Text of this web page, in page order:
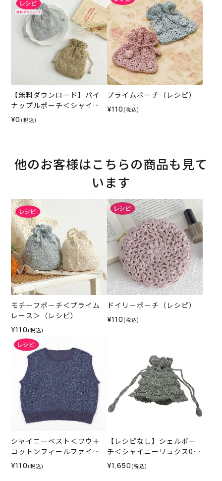
【無料ダウンロード】パイ
ナップルポーチ＜シャイニ
ーフィル＞（レシピ）
¥0 (税込)
プライムポーチ（レシピ）
¥110 (税込)
他のお客様はこちらの商品も見て
います
モチーフポーチ＜プライム
レース＞（レシピ）
¥110 (税込)
ドイリーポーチ（レシピ）
¥110 (税込)
シャイニーベスト＜ワウ＋
コットンフィールファイン
＞（レシピ）
¥110 (税込)
【レシピなし】シェルポー
チ＜シャイニーリュクス02S
I＞（編み物 材料セット）
¥1,650 (税込)